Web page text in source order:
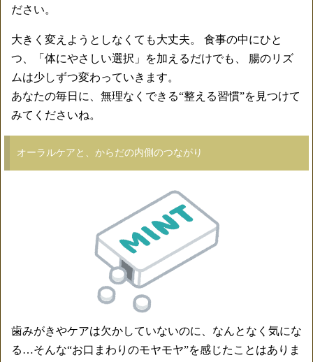
ださい。
大きく変えようとしなくても大丈夫。 食事の中にひと
つ、「体にやさしい選択」を加えるだけでも、 腸のリズ
ムは少しずつ変わっていきます。
あなたの毎日に、無理なくできる“整える習慣”を見つけて
みてくださいね。
オーラルケアと、からだの内側のつながり
歯みがきやケアは欠かしていないのに、なんとなく気にな
る…そんな“お口まわりのモヤモヤ”を感じたことはありま